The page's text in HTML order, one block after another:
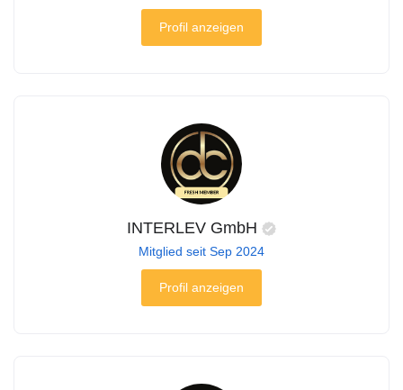
Profil anzeigen
INTERLEV GmbH
Mitglied seit Sep 2024
Profil anzeigen